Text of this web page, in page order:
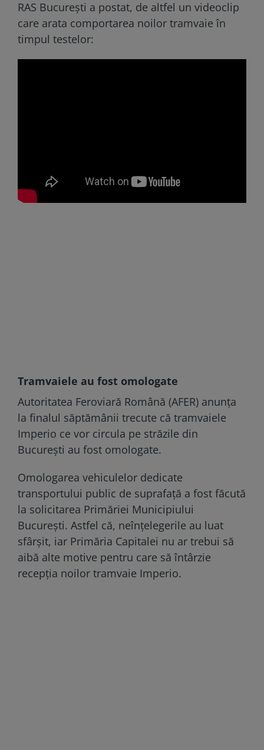
RAS București a postat, de altfel un videoclip
care arata comportarea noilor tramvaie în
timpul testelor:
Tramvaiele au fost omologate
Autoritatea Feroviară Română (AFER) anunța
la finalul săptămânii trecute că tramvaiele
Imperio ce vor circula pe străzile din
București au fost omologate.
Omologarea vehiculelor dedicate
transportului public de suprafață a fost făcută
la solicitarea Primăriei Municipiului
București. Astfel că, neînțelegerile au luat
sfârșit, iar Primăria Capitalei nu ar trebui să
aibă alte motive pentru care să întârzie
recepția noilor tramvaie Imperio.